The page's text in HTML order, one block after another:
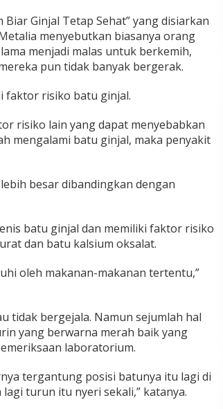
Ginjal Tetap Sehat” yang disiarkan
menyebutkan biasanya orang
menjadi malas untuk berkemih,
pun tidak banyak bergerak.
faktor risiko batu ginjal.
risiko lain yang dapat menyebabkan
mengalami batu ginjal, maka penyakit
besar dibandingkan dengan
batu ginjal dan memiliki faktor risiko
dan batu kalsium oksalat.
oleh makanan-makanan tertentu,”
tidak bergejala. Namun sejumlah hal
yang berwarna merah baik yang
laboratorium.
tergantung posisi batunya itu lagi di
turun itu nyeri sekali,” katanya.